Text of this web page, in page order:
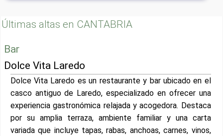
Últimas altas en CANTABRIA
Bar
Dolce Vita Laredo
Dolce Vita Laredo es un restaurante y bar ubicado en el
casco antiguo de Laredo, especializado en ofrecer una
experiencia gastronómica relajada y acogedora. Destaca
por su amplia terraza, ambiente familiar y una carta
variada que incluye tapas, rabas, anchoas, carnes, vinos,